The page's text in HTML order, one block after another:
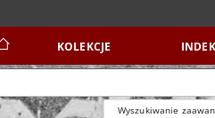
KOLEKCJE
Wyszukiwanie